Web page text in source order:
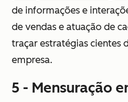
de informações e
de vendas e atuação de
traçar estratégias cientes
empresa.
5 - Mensuração